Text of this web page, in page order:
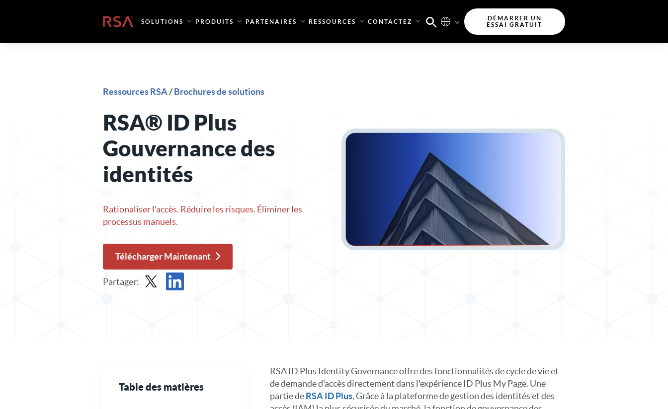
Accueil SOLUTIONS PRODUITS PARTENAIRES RESSOURCES CONTACTEZ
DÉMARRER UN
ESSAI GRATUIT
Ressources RSA/Brochures de solutions
RSA® ID Plus
Gouvernance des
identités
Rationaliser l'accès. Réduire les risques. Éliminer les
processus manuels.
Télécharger Maintenant
Partager:
Table des matières
RSA ID Plus Identity Governance offre des fonctionnalités de cycle de vie et
de demande d'accès directement dans l'expérience ID Plus My Page. Une
partie deRSA ID Plus, Grâce à la plateforme de gestion des identités et des